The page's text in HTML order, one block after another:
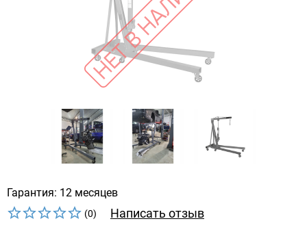
Гарантия: 12 месяцев
(0) Написать отзыв